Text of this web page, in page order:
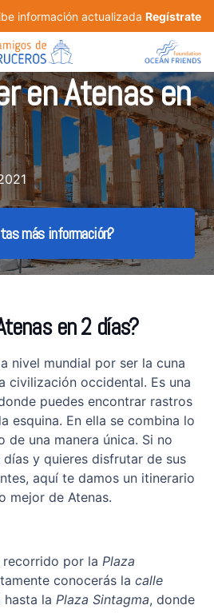
información actualizada Regístrate
en Atenas en
más información?
en 2 días?
nivel mundial por ser la cuna
civilización occidental. Es una
puedes encontrar rastros
esquina. En ella se combina lo
de una manera única. Si no
y quieres disfrutar de sus
aquí te damos un itinerario
mejor de Atenas.
recorrido por la Plaza
conocerás la calle
hasta la Plaza Sintagma, donde